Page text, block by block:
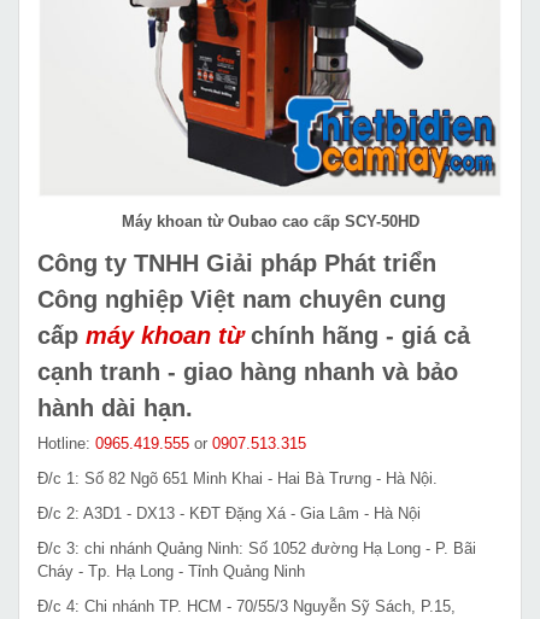
Máy khoan từ Oubao cao cấp SCY-50HD
Công ty TNHH Giải pháp Phát triển
Công nghiệp Việt nam chuyên cung
cấp máy khoan từchính hãng - giá cả
cạnh tranh - giao hàng nhanh và bảo
hành dài hạn.
Hotline: 0965.419.555 or 0907.513.315
Đ/c 1: Số 82 Ngõ 651 Minh Khai - Hai Bà Trưng - Hà Nội.
Đ/c 2: A3D1 - DX13 - KĐT Đặng Xá - Gia Lâm - Hà Nội
Đ/c 3: chi nhánh Quảng Ninh: Số 1052 đường Hạ Long - P. Bãi
Cháy - Tp. Hạ Long - Tỉnh Quảng Ninh
Đ/c 4: Chi nhánh TP. HCM - 70/55/3 Nguyễn Sỹ Sách, P.15,